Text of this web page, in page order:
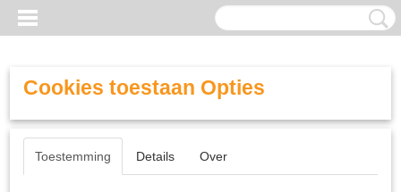
Cookies toestaan Opties
Toestemming Details Over